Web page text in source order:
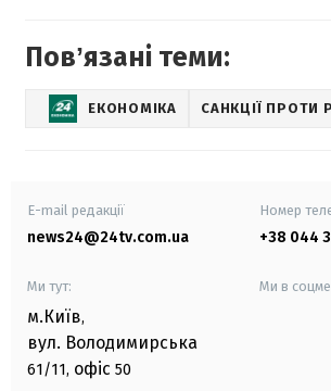
Повʼязані теми:
ЕКОНОМІКА САНКЦІЇ ПРОТИ
E-mail редакції
news24@24tv.com.ua
Номер
+38 044
Ми тут:
м.Київ,
вул. Володимирська
61/11, офіс 50
Ми в